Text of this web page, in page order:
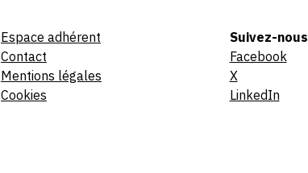
Espace adhérent
Contact
Mentions légales
Cookies
Suivez-nous
Facebook
X
LinkedIn